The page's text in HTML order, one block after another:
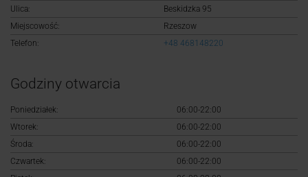
Ulica:
Beskidzka 95
Miejscowość:
Rzeszow
Telefon:
+48 468148220
Godziny otwarcia
Poniedziałek:
06:00-22:00
Wtorek:
06:00-22:00
Środa:
06:00-22:00
Czwartek:
06:00-22:00